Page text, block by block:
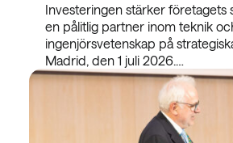
Investeringen stärker företagets
en pålitlig partner inom teknik
ingenjörsvetenskap på
Madrid, den 1 juli 2026.…